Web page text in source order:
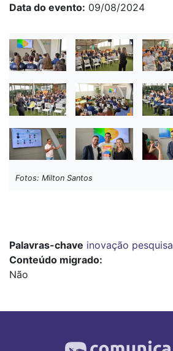
Data do evento 09/08/2024
Fotos: Milton Santos
Palavras-chave inovação pesquisa
Conteúdo migrado
Não